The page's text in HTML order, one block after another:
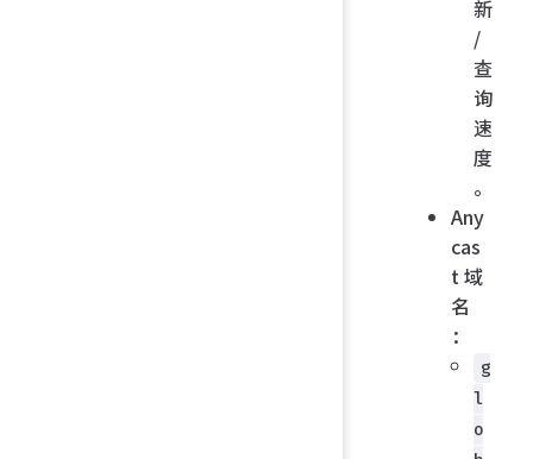
新
/
查
询
速
度
。
Any
cas
t 域
名
：
g
l
o